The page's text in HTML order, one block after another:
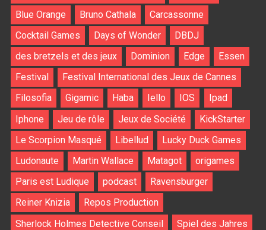
Blue Orange
Bruno Cathala
Carcassonne
Cocktail Games
Days of Wonder
DBDJ
des bretzels et des jeux
Dominion Edge
Essen
Festival
Festival International des Jeux de Cannes
Filosofia
Gigamic Haba Iello IOS
Ipad
Iphone
Jeu de rôle Jeux de Société
KickStarter
Le Scorpion Masqué
Libellud
Lucky Duck Games
Ludonaute
Martin Wallace Matagot
origames
Paris est Ludique
podcast
Ravensburger
Reiner Knizia
Repos Production
Sherlock Holmes Detective Conseil
Spiel des Jahres